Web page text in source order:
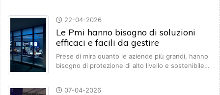
22-04-2026
Le Pmi hanno bisogno di soluzioni
efficaci e facili da gestire
Prese di mira quanto le aziende più grandi, hanno
bisogno di protezione di alto livello e sostenibile…
07-04-2026